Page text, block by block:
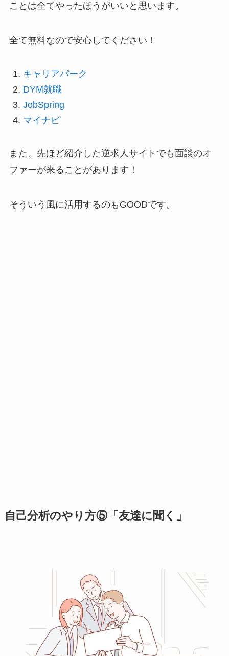
ことは全てやったほうがいいと思います。
全て無料なので安心してください！
キャリアパーク
DYM就職
JobSpring
マイナビ
また、先ほど紹介した逆求人サイトでも面談のオ
ファーが来ることがあります！
そういう風に活用するのもGOODです。
自己分析のやり方⑤「友達に聞く」